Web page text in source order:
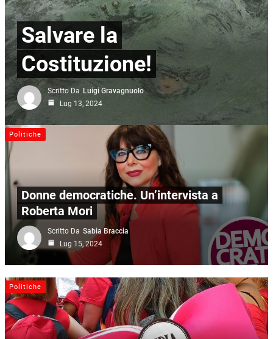
Salvare la
Costituzione!
Scritto Da Luigi Gravagnuolo
Lug 13, 2024
Politiche
Donne democratiche. Un’intervista a
Roberta Mori
Scritto Da Sabia Braccia
Lug 15, 2024
Politiche